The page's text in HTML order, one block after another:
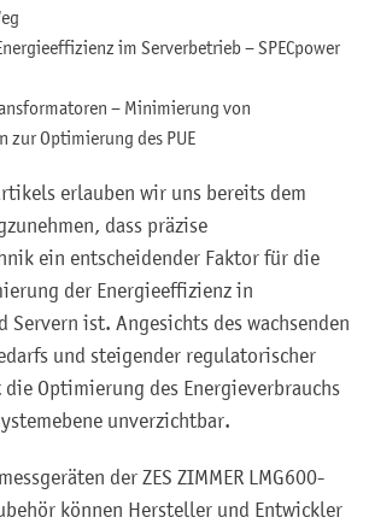
im Serverbetrieb – SPECpower
– Minimierung von
zur Optimierung des PUE
erlauben wir uns bereits dem
dass präzise
ein entscheidender Faktor für die
der Energieeffizienz in
Servern ist. Angesichts des wachsenden
und steigender regulatorischer
Optimierung des Energieverbrauchs
unverzichtbar.
der ZES ZIMMER LMG600-
können Hersteller und Entwickler